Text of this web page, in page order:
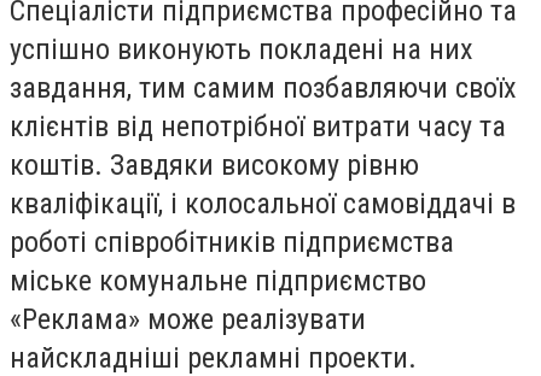
Спеціалісти підприємства професійно та
успішно виконують покладені на них
завдання, тим самим позбавляючи своїх
клієнтів від непотрібної витрати часу та
коштів. Завдяки високому рівню
кваліфікації, і колосальної самовіддачі в
роботі співробітників підприємства
міське комунальне підприємство
«Реклама» може реалізувати
найскладніші рекламні проекти.